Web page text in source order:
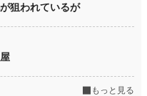
狙われているが
もっと見る